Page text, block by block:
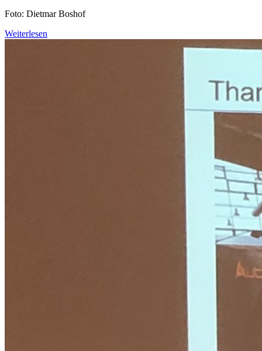
Foto: Dietmar Boshof
Weiterlesen